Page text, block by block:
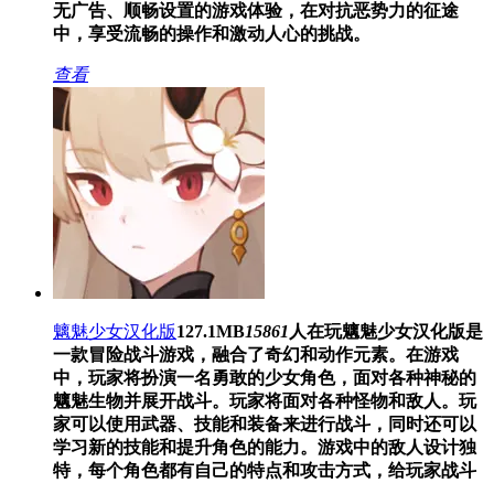
无广告、顺畅设置的游戏体验，在对抗恶势力的征途
中，享受流畅的操作和激动人心的挑战。
查看
魑魅少女汉化版127.1MB15861 人在玩魑魅少女汉化版是
一款冒险战斗游戏，融合了奇幻和动作元素。在游戏
中，玩家将扮演一名勇敢的少女角色，面对各种神秘的
魑魅生物并展开战斗。玩家将面对各种怪物和敌人。玩
家可以使用武器、技能和装备来进行战斗，同时还可以
学习新的技能和提升角色的能力。游戏中的敌人设计独
特，每个角色都有自己的特点和攻击方式，给玩家战斗